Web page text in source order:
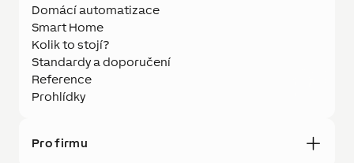
Domácí automatizace
Smart Home
Kolik to stojí?
Standardy a doporučení
Reference
Prohlídky
Pro firmu